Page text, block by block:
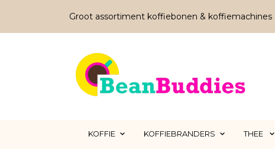
Groot assortiment koffiebonen & koffiemachines
KOFFIE KOFFIEBRANDERS THEE